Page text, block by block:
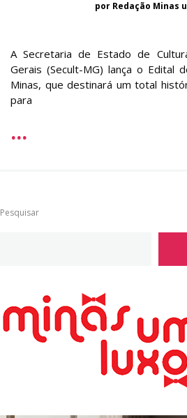
por Redação Minas
A Secretaria de Estado de
Gerais (Secult-MG) lança o Edital
Minas, que destinará um total
para
Pesquisar